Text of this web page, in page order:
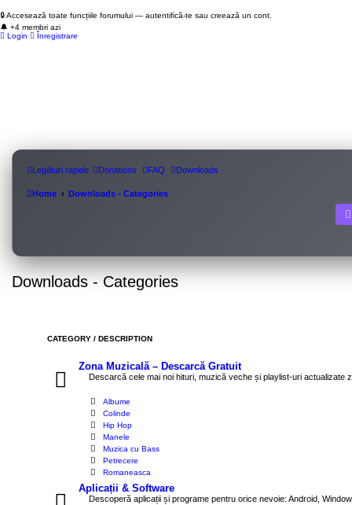
🔒 Accesează toate funcțiile forumului — autentifică-te sau creează un cont.
🔔 +4 membri azi
Login
Înregistrare
Legături rapide Donations FAQ Downloads
Home Downloads - Categories
Downloads - Categories
CATEGORY / DESCRIPTION
Zona Muzicală – Descarcă Gratuit
Descarcă cele mai noi hituri, muzică veche și playlist-uri actualizate
Albume
Colinde
Hip Hop
Manele
Muzica cu Bass
Petrecere
Romaneasca
Aplicații & Software
Descoperă aplicații și programe pentru orice nevoie: Android,